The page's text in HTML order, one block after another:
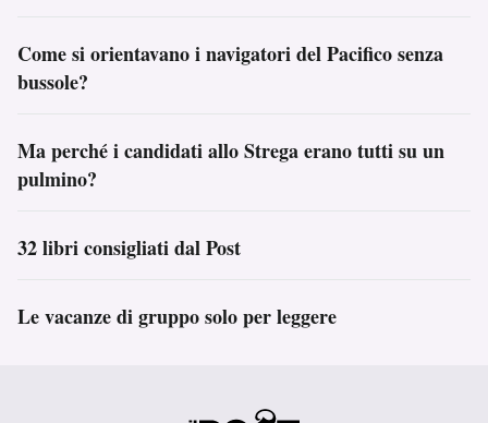
Come si orientavano i navigatori del Pacifico senza
bussole?
Ma perché i candidati allo Strega erano tutti su un
pulmino?
32 libri consigliati dal Post
Le vacanze di gruppo solo per leggere